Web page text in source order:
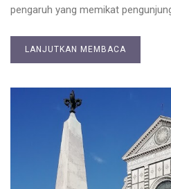
pengaruh yang memikat
LANJUTKAN MEMBACA